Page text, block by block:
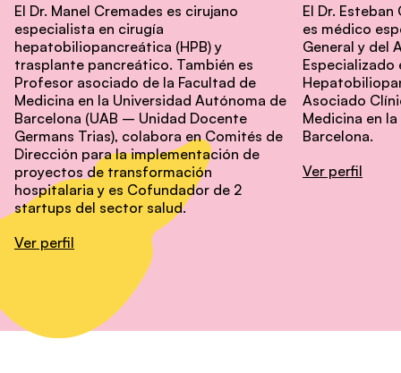
El Dr. Manel Cremades es cirujano
especialista en cirugía
hepatobiliopancreática (HPB) y
trasplante pancreático. También es
Profesor asociado de la Facultad de
Medicina en la Universidad Autónoma de
Barcelona (UAB – Unidad Docente
Germans Trias), colabora en Comités de
Dirección para la implementación de
proyectos de transformación
hospitalaria y es Cofundador de 2
startups del sector salud.
Ver perfil
El Dr.
es médico
General y del
Especializado
Asociado
Medicina en
Barcelona.
Ver perfil